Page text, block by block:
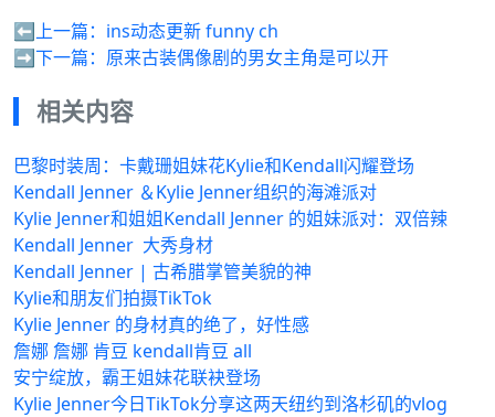
⬅️上一篇： ins动态更新 funny ch
➡️下一篇： 原来古装偶像剧的男女主角是可以开
相关内容
巴黎时装周：卡戴珊姐妹花Kylie和Kendall闪耀登场
Kendall Jenner ＆Kylie Jenner组织的海滩派对
Kylie Jenner和姐姐Kendall Jenner 的姐妹派对：双倍辣
Kendall Jenner ​​​ 大秀身材
Kendall Jenner | 古希腊掌管美貌的神
Kylie和朋友们拍摄TikTok
Kylie Jenner 的身材真的绝了，好性感
詹娜 詹娜 肯豆 kendall肯豆 all
安宁绽放，霸王姐妹花联袂登场
Kylie Jenner今日TikTok分享这两天纽约到洛杉矶的vlog